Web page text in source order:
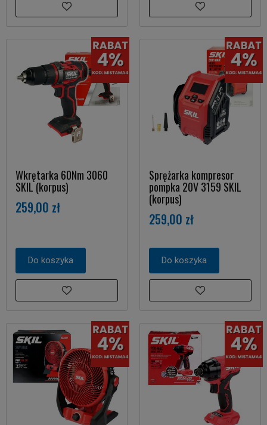
Wkrętarka 60Nm 3060
SKIL (korpus)
259,00 zł
Do koszyka
Sprężarka kompresor
pompka 20V 3159 SKIL
(korpus)
259,00 zł
Do koszyka